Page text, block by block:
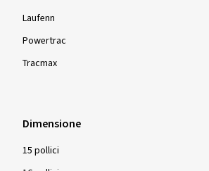
Laufenn
Powertrac
Tracmax
Dimensione
15 pollici